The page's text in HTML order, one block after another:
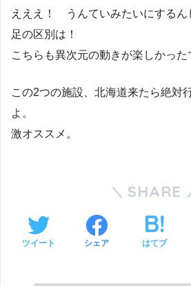
えええ！ うんていみたいにする
足の区別は！
こちらも異次元の動きが楽しかった
この2つの施設、北海道来たら絶対
よ。
激オススメ。
SHARE
ツイート シェア はてブ